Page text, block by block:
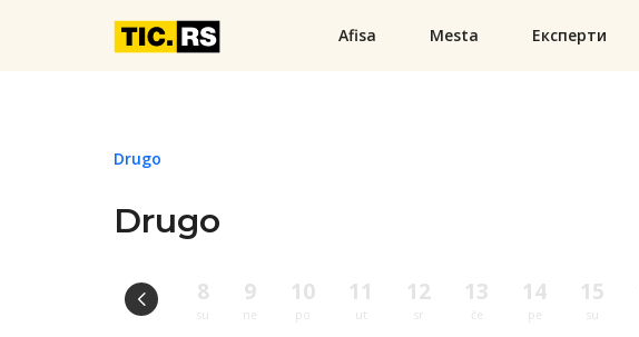
Afisa Mesta Експерти
Drugo
Drugo
8
su
9
ne
10
po
11
ut
12
sr
13
če
14
pe
15
su